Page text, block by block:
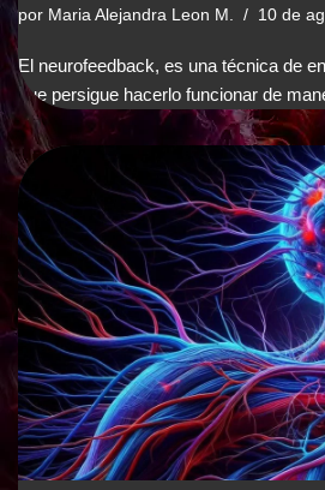
por Maria Alejandra Leon M. 10 de
El neurofeedback, es una técnica de
que persigue hacerlo funcionar de